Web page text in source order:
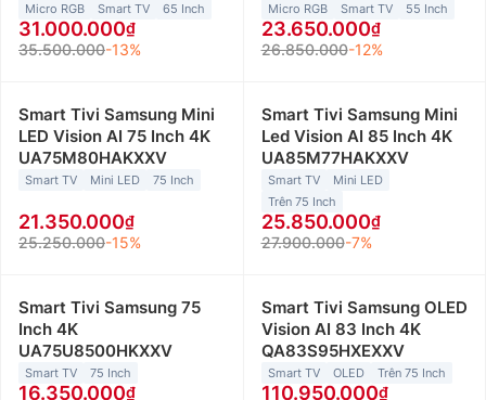
Micro RGB Smart TV 65 Inch
31.000.000
35.500.000-13%
Micro RGB Smart TV 55 Inch
23.650.000
26.850.000-12%
Smart Tivi Samsung Mini
LED Vision AI 75 Inch 4K
UA75M80HAKXXV
Smart TV Mini LED 75 Inch
21.350.000
25.250.000-15%
Smart Tivi Samsung Mini
Led Vision AI 85 Inch 4K
UA85M77HAKXXV
Smart TV
Mini LED
Trên 75 Inch
25.850.000
27.900.000-7%
Smart Tivi Samsung 75
Inch 4K
UA75U8500HKXXV
Smart TV 75 Inch
16.350.000
Smart Tivi Samsung OLED
Vision AI 83 Inch 4K
QA83S95HXEXXV
Smart TV OLED Trên 75 Inch
110.950.000